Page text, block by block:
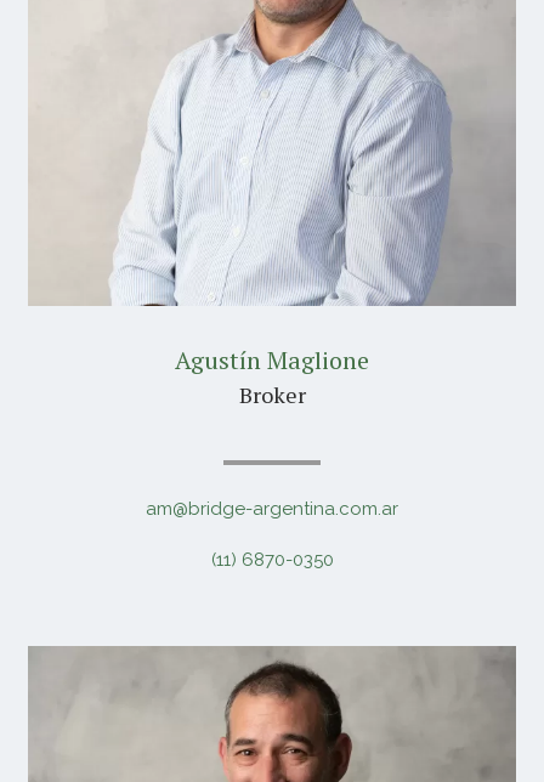
Agustín Maglione
Broker
am@bridge-argentina.com.ar
(11) 6870-0350